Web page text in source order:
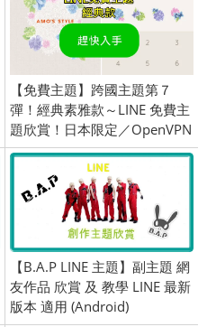
【免費主題】跨國主題第７
彈！經典素雅款～LINE 免費主
題欣賞！日本限定／OpenVPN
跨區、加好友／2015/10/29
【B.A.P LINE 主題】副主題 網
友作品 欣賞 及 教學 LINE 最新
版本 適用 (Android)